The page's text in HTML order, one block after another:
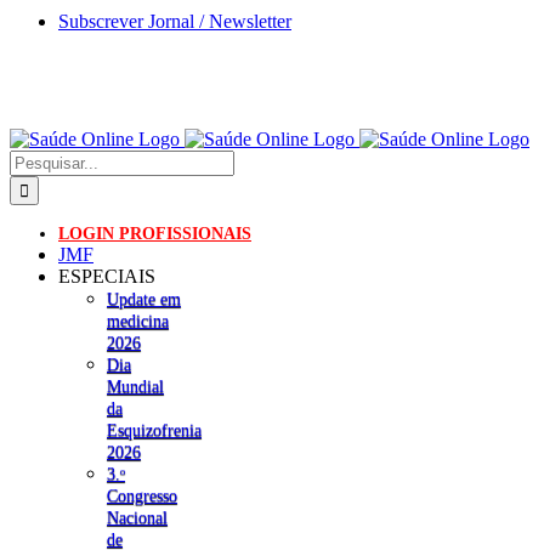
Skip
Subscrever Jornal / Newsletter
Pesquisar
LOGIN PROFISSIONAIS
JMF
ESPECIAIS
Update em
medicina
2026
Dia
Mundial
da
Esquizofrenia
2026
3.ᵒ
Congresso
Nacional
de